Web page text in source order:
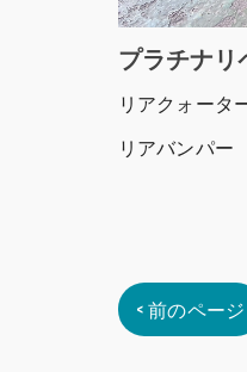
プラチナリ
リアクォー
リアバンパ
< 前のページ